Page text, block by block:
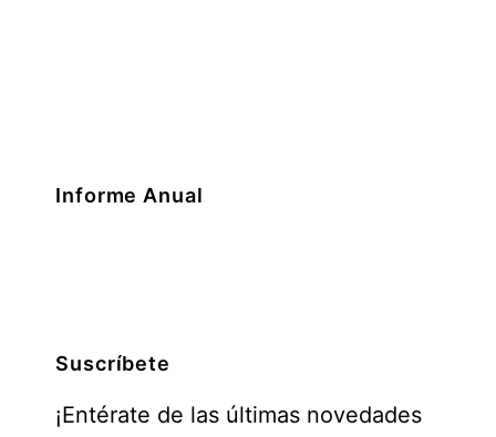
Informe Anual
Suscríbete
¡Entérate de las últimas novedades